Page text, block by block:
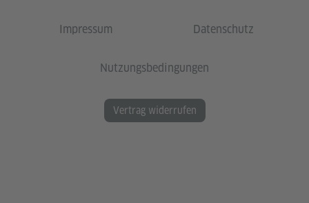
Impressum Datenschutz
Nutzungsbedingungen
Vertrag widerrufen